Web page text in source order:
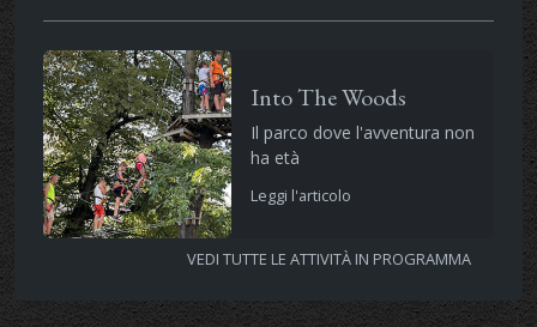
Into The Woods
Il parco dove l'avventura non
ha età
Leggi l'articolo
VEDI TUTTE LE ATTIVITÀ IN PROGRAMMA